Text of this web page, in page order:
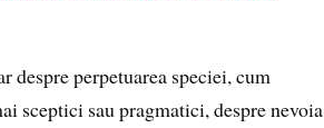
despre perpetuarea speciei, cum
sceptici sau pragmatici, despre nevoia